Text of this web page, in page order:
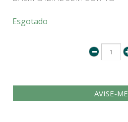
Esgotado
AVISE-ME